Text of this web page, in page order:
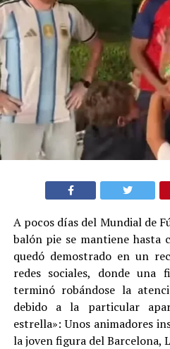
A pocos días del Mundial de
balón pie se mantiene hasta
quedó demostrado en un
redes sociales, donde una
terminó robándose la
debido a la particular
estrella»: Unos animadores
la joven figura del Barcelona,